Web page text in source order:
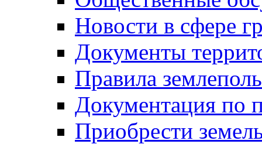
Новости в сфере
Документы
Правила
Документация по
Приобрести